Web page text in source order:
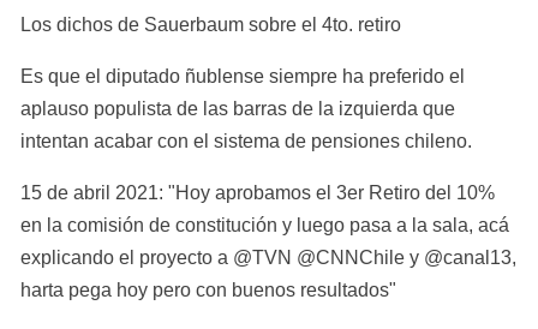
Los dichos de Sauerbaum sobre el 4to. retiro
Es que el diputado ñublense siempre ha preferido el
aplauso populista de las barras de la izquierda que
intentan acabar con el sistema de pensiones chileno.
15 de abril 2021: "Hoy aprobamos el 3er Retiro del 10%
en la comisión de constitución y luego pasa a la sala, acá
explicando el proyecto a @TVN @CNNChile y @canal13,
harta pega hoy pero con buenos resultados"